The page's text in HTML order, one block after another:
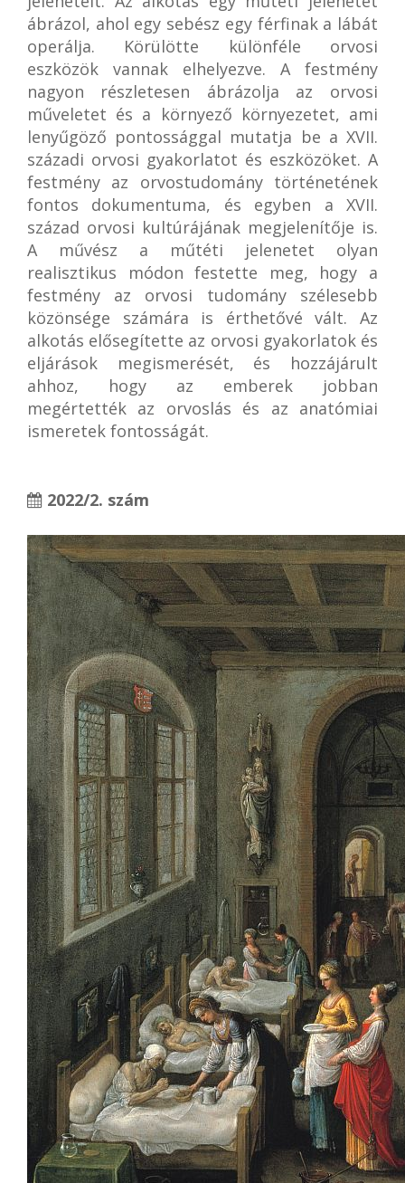
ábrázol, ahol egy sebész egy férfinak a lábát
operálja. Körülötte különféle orvosi
eszközök vannak elhelyezve. A festmény
nagyon részletesen ábrázolja az orvosi
műveletet és a környező környezetet, ami
lenyűgöző pontossággal mutatja be a XVII.
századi orvosi gyakorlatot és eszközöket. A
festmény az orvostudomány történetének
fontos dokumentuma, és egyben a XVII.
század orvosi kultúrájának megjelenítője is.
A művész a műtéti jelenetet olyan
realisztikus módon festette meg, hogy a
festmény az orvosi tudomány szélesebb
közönsége számára is érthetővé vált. Az
alkotás elősegítette az orvosi gyakorlatok és
eljárások megismerését, és hozzájárult
ahhoz, hogy az emberek jobban
megértették az orvoslás és az anatómiai
ismeretek fontosságát.
2022/2. szám